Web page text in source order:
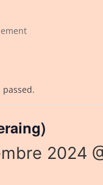
passed.
2024